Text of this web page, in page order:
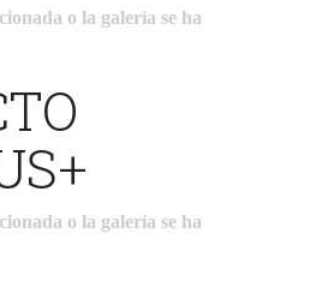
o la galería se ha
o la galería se ha